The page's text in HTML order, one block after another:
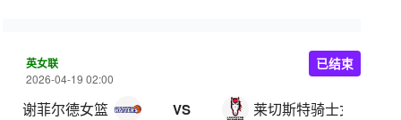
英女联
2026-04-19 02:00
谢菲尔德女篮 VS 莱切斯特骑士女篮
已结束